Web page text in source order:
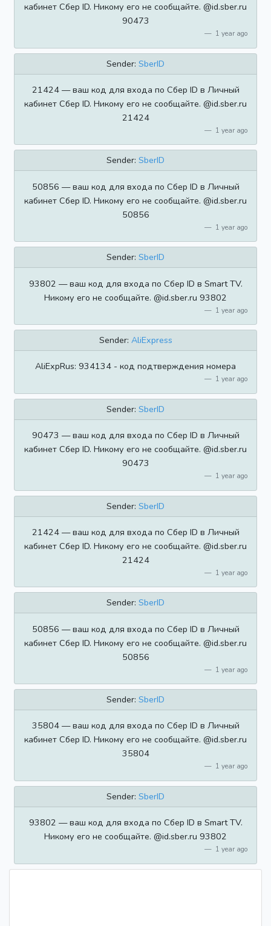
кабинет Сбер ID. Никому его не сообщайте. @id.sber.ru
90473
1 year ago
Sender: SberID
21424 — ваш код для входа по Сбер ID в Личный
кабинет Сбер ID. Никому его не сообщайте. @id.sber.ru
21424
1 year ago
Sender: SberID
50856 — ваш код для входа по Сбер ID в Личный
кабинет Сбер ID. Никому его не сообщайте. @id.sber.ru
50856
1 year ago
Sender: SberID
93802 — ваш код для входа по Сбер ID в Smart TV.
Никому его не сообщайте. @id.sber.ru 93802
1 year ago
Sender: AliExpress
AliExpRus: 934134 - код подтверждения номера
1 year ago
Sender: SberID
90473 — ваш код для входа по Сбер ID в Личный
кабинет Сбер ID. Никому его не сообщайте. @id.sber.ru
90473
1 year ago
Sender: SberID
21424 — ваш код для входа по Сбер ID в Личный
кабинет Сбер ID. Никому его не сообщайте. @id.sber.ru
21424
1 year ago
Sender: SberID
50856 — ваш код для входа по Сбер ID в Личный
кабинет Сбер ID. Никому его не сообщайте. @id.sber.ru
50856
1 year ago
Sender: SberID
35804 — ваш код для входа по Сбер ID в Личный
кабинет Сбер ID. Никому его не сообщайте. @id.sber.ru
35804
1 year ago
Sender: SberID
93802 — ваш код для входа по Сбер ID в Smart TV.
Никому его не сообщайте. @id.sber.ru 93802
1 year ago